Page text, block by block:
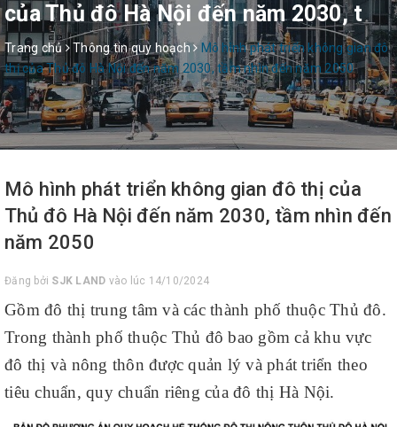
của Thủ đô Hà Nội đến năm 2030, t
Trang chủ Thông tin quy hoạch
Mô hình phát triển không gian đô
thị của Thủ đô Hà Nội đến năm 2030, tầm nhìn đến năm 2050
Mô hình phát triển không gian đô thị của
Thủ đô Hà Nội đến năm 2030, tầm nhìn đến
năm 2050
Đăng bởi SJK LAND vào lúc 14/10/2024
Gồm đô thị trung tâm và các thành phố thuộc Thủ đô.
Trong thành phố thuộc Thủ đô bao gồm cả khu vực
đô thị và nông thôn được quản lý và phát triển theo
tiêu chuẩn, quy chuẩn riêng của đô thị Hà Nội.